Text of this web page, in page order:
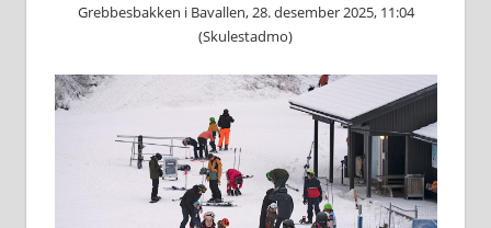
Grebbesbakken i Bavallen, 28. desember 2025, 11:04
(Skulestadmo)